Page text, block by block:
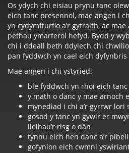
Os ydych chi eisiau prynu tanc
eich tanc presennol, mae angen i
yn cydymffurfio a’r gyfraith, ac
pethau ymarferol hefyd. Bydd y
chi i ddeall beth ddylech chi
pan fyddwch yn cael eich dyfynbris
Mae angen i chi ystyried:
ble fyddwch yn rhoi eich tanc
y math o danc y mae arnoch
mynediad i chi a’r gyrrwr lori
gosod y tanc yn gywir er
lleihau’r risg o dân
tynnu eich hen danc a’r
gofynion eich cwmni